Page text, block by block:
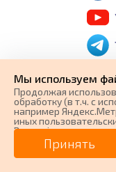
0 ₽
от0₽/мес. Плати частями
Мы используем
Продолжая
обработку (в т.ч. с
например
иных
Вашем ip-адресе,
устройства,
ресурсах сети
переходы на наш
Принять